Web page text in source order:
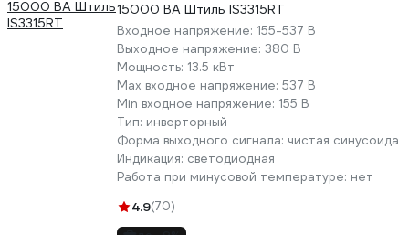
15000 ВА Штиль IS3315RT
Входное напряжение: 155-537 В
Выходное напряжение: 380 В
Мощность: 13.5 кВт
Max входное напряжение: 537 В
Min входное напряжение: 155 В
Тип: инверторный
Форма выходного сигнала: чистая синусоида
Индикация: светодиодная
Работа при минусовой температуре: нет
4.9(70)